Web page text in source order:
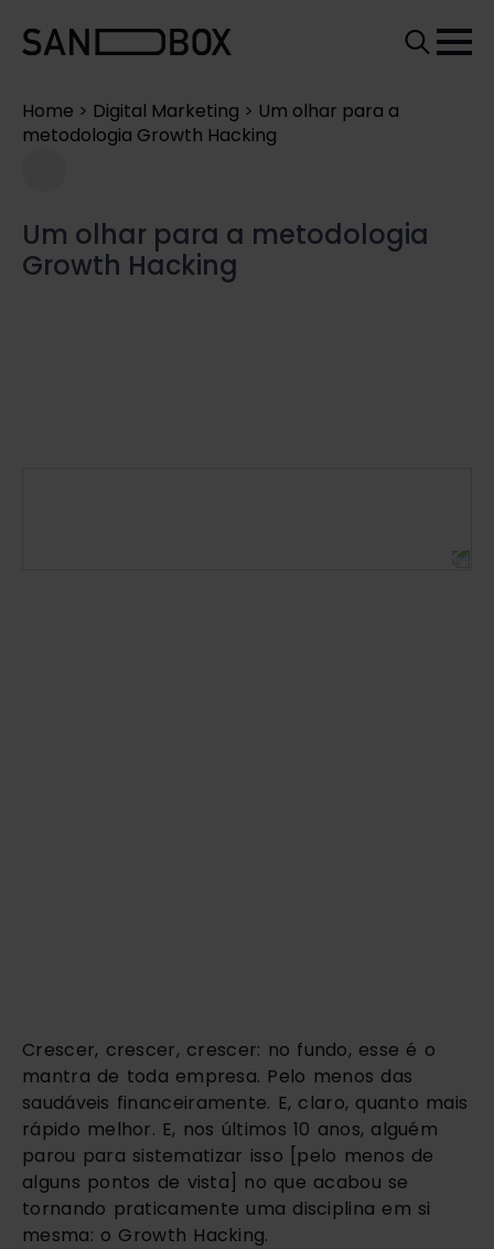
Home > Digital Marketing > Um olhar para a
metodologia Growth Hacking
Um olhar para a metodologia
Growth Hacking
Crescer, crescer, crescer: no fundo, esse é o
mantra de toda empresa. Pelo menos das
saudáveis financeiramente. E, claro, quanto mais
rápido melhor. E, nos últimos 10 anos, alguém
parou para sistematizar isso [pelo menos de
alguns pontos de vista] no que acabou se
tornando praticamente uma disciplina em si
mesma: o Growth Hacking.